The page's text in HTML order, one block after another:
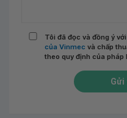
Tôi đã đọc và đồng ý với
của Vinmec và chấp
theo quy định của pháp